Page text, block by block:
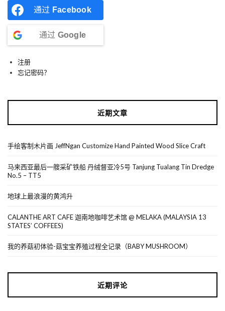
通过 Facebook
通过 Google
注册
忘记密码？
近期文章
手绘客制木片画 JeffNgan Customize Hand Painted Wood Slice Craft
马来西亚最后一艘采矿铁船 丹绒督亚冷5号 Tanjung Tualang Tin Dredge
No.5 – TT5
地球上最浪漫的黄鸿升
CALANTHE ART CAFE 迦南地咖啡艺术馆 @ MELAKA (MALAYSIA 13
STATES’ COFFEES)
我的养菇初体验-菇宝宝养殖过程全记录（BABY MUSHROOM）
近期评论